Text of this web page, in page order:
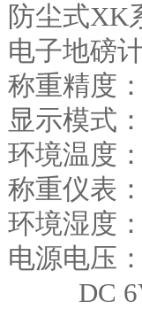
防尘式XK
电子地磅
称重精度
显示模式
环境温度
称重仪表
环境湿度
电源电压
DC